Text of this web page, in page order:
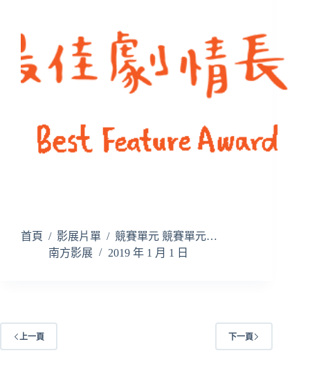
首頁 / 影展片單 / 競賽單元 競賽單元…
南方影展
2019 年 1 月 1 日
上一頁 下一頁